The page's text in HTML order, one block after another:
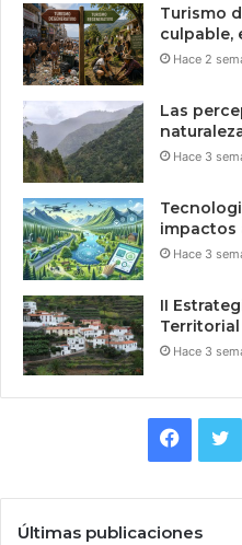
Turismo
culpable,
Hace 2
Las
Hace 3
impactos
Hace 3
II
Hace 3
Últimas publicaciones